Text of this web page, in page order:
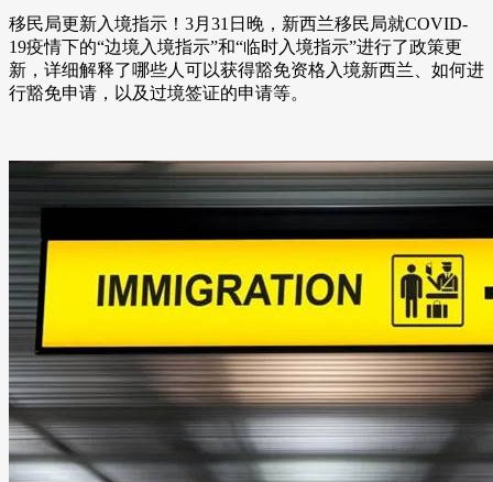
移民局更新入境指示！3月31日晚，新西兰移民局就COVID-
19疫情下的“边境入境指示”和“临时入境指示”进行了政策更
新，详细解释了哪些人可以获得豁免资格入境新西兰、如何进
行豁免申请，以及过境签证的申请等。